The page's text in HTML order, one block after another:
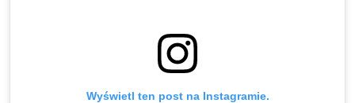
Wyświetl ten post na Instagramie.